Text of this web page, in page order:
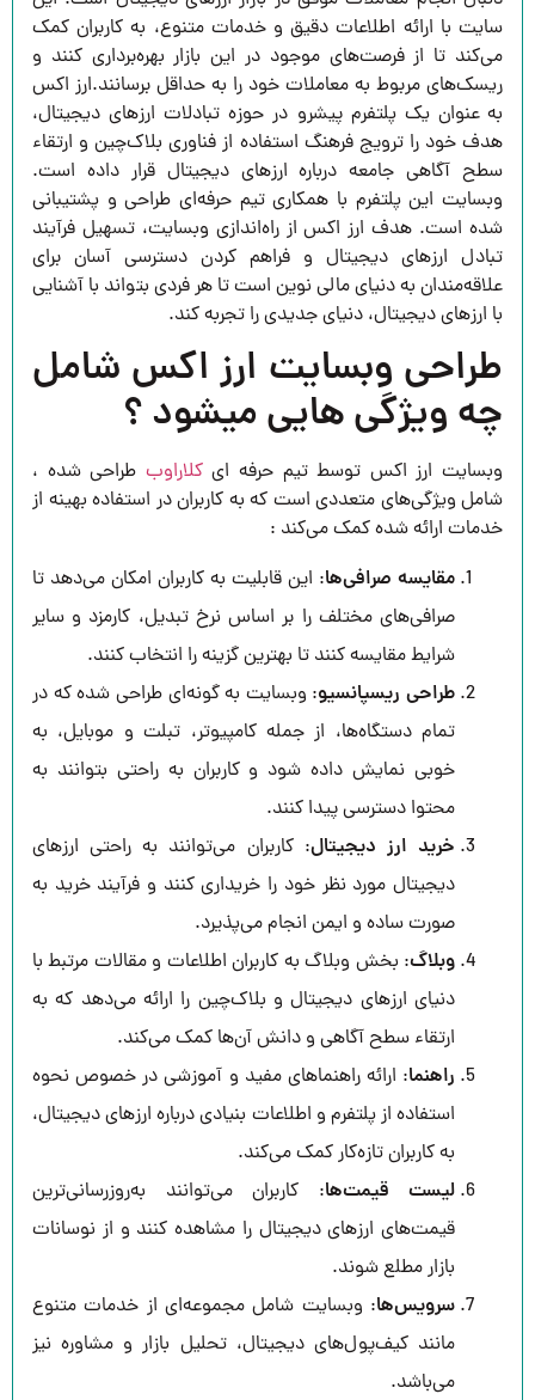
سایت با ارائه اطلاعات دقیق و خدمات متنوع، به کاربران کمک
می‌کند تا از فرصت‌های موجود در این بازار بهره‌برداری کنند و
ریسک‌های مربوط به معاملات خود را به حداقل برسانند.ارز اکس
به عنوان یک پلتفرم پیشرو در حوزه تبادلات ارزهای دیجیتال،
هدف خود را ترویج فرهنگ استفاده از فناوری بلاک‌چین و ارتقاء
سطح آگاهی جامعه درباره ارزهای دیجیتال قرار داده است.
وبسایت این پلتفرم با همکاری تیم حرفه‌ای طراحی و پشتیبانی
شده است. هدف ارز اکس از راه‌اندازی وبسایت، تسهیل فرآیند
تبادل ارزهای دیجیتال و فراهم کردن دسترسی آسان برای
علاقه‌مندان به دنیای مالی نوین است تا هر فردی بتواند با آشنایی
با ارزهای دیجیتال، دنیای جدیدی را تجربه کند.
طراحی وبسایت ارز اکس شامل
چه ویژگی هایی میشود ؟
وبسایت ارز اکس توسط تیم حرفه ایکلاراوب طراحی شده ،
شامل ویژگی‌های متعددی است که به کاربران در استفاده بهینه از
خدمات ارائه شده کمک می‌کند :
مقایسه صرافی‌ها: این قابلیت به کاربران امکان می‌دهد تا
صرافی‌های مختلف را بر اساس نرخ تبدیل، کارمزد و سایر
شرایط مقایسه کنند تا بهترین گزینه را انتخاب کنند.
طراحی ریسپانسیو: وبسایت به گونه‌ای طراحی شده که در
تمام دستگاه‌ها، از جمله کامپیوتر، تبلت و موبایل، به
خوبی نمایش داده شود و کاربران به راحتی بتوانند به
محتوا دسترسی پیدا کنند.
خرید ارز دیجیتال: کاربران می‌توانند به راحتی ارزهای
دیجیتال مورد نظر خود را خریداری کنند و فرآیند خرید به
صورت ساده و ایمن انجام می‌پذیرد.
وبلاگ: بخش وبلاگ به کاربران اطلاعات و مقالات مرتبط با
دنیای ارزهای دیجیتال و بلاک‌چین را ارائه می‌دهد که به
ارتقاء سطح آگاهی و دانش آن‌ها کمک می‌کند.
راهنما: ارائه راهنماهای مفید و آموزشی در خصوص نحوه
استفاده از پلتفرم و اطلاعات بنیادی درباره ارزهای دیجیتال،
به کاربران تازه‌کار کمک می‌کند.
لیست قیمت‌ها: کاربران می‌توانند به‌روزرسانی‌ترین
قیمت‌های ارزهای دیجیتال را مشاهده کنند و از نوسانات
بازار مطلع شوند.
سرویس‌ها: وبسایت شامل مجموعه‌ای از خدمات متنوع
مانند کیف‌پول‌های دیجیتال، تحلیل بازار و مشاوره نیز
می‌باشد.